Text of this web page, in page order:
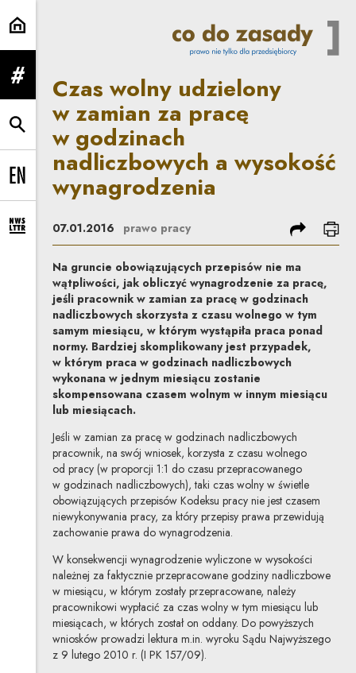
Czas wolny udzielony w zamian
rozwiń menu
rozwiń wyszukiwarkę
Change language to EN
rozwiń formularz zapisu na newsletter
Czas wolny udzielony
w zamian za pracę
w godzinach
nadliczbowych a wysokość
wynagrodzenia
07.01.2016 prawo pracy podziel się
Na gruncie obowiązujących przepisów nie ma
wątpliwości, jak obliczyć wynagrodzenie za pracę,
jeśli pracownik w zamian za pracę w godzinach
nadliczbowych skorzysta z czasu wolnego w tym
samym miesiącu, w którym wystąpiła praca ponad
normy. Bardziej skomplikowany jest przypadek,
w którym praca w godzinach nadliczbowych
wykonana w jednym miesiącu zostanie
skompensowana czasem wolnym w innym miesiącu
lub miesiącach.
Jeśli w zamian za pracę w godzinach nadliczbowych
pracownik, na swój wniosek, korzysta z czasu wolnego
od pracy (w proporcji 1:1 do czasu przepracowanego
w godzinach nadliczbowych), taki czas wolny w świetle
obowiązujących przepisów Kodeksu pracy nie jest czasem
niewykonywania pracy, za który przepisy prawa przewidują
zachowanie prawa do wynagrodzenia.
W konsekwencji wynagrodzenie wyliczone w wysokości
należnej za faktycznie przepracowane godziny nadliczbowe
w miesiącu, w którym zostały przepracowane, należy
pracownikowi wypłacić za czas wolny w tym miesiącu lub
miesiącach, w których został on oddany. Do powyższych
wniosków prowadzi lektura m.in. wyroku Sądu Najwyższego
z 9 lutego 2010 r. (I PK 157/09).